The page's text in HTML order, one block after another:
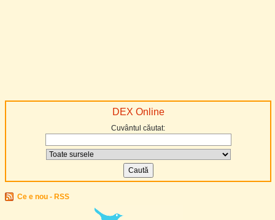
DEX Online
Cuvântul căutat:
Ce e nou - RSS